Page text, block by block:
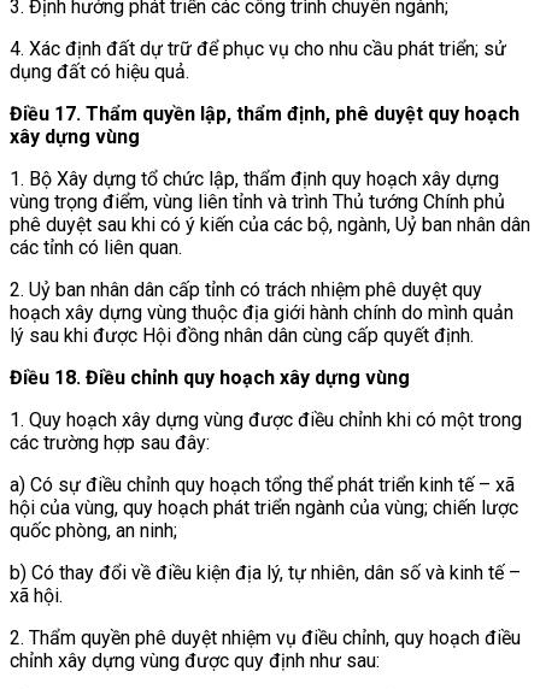
3. Định hướng phát triển các công trình chuyên ngành;
4. Xác định đất dự trữ để phục vụ cho nhu cầu phát triển; sử
dụng đất có hiệu quả.
Điều 17. Thẩm quyền lập, thẩm định, phê duyệt quy hoạch
xây dựng vùng
1. Bộ Xây dựng tổ chức lập, thẩm định quy hoạch xây dựng
vùng trọng điểm, vùng liên tỉnh và trình Thủ tướng Chính phủ
phê duyệt sau khi có ý kiến của các bộ, ngành, Uỷ ban nhân dân
các tỉnh có liên quan.
2. Uỷ ban nhân dân cấp tỉnh có trách nhiệm phê duyệt quy
hoạch xây dựng vùng thuộc địa giới hành chính do mình quản
lý sau khi được Hội đồng nhân dân cùng cấp quyết định.
Điều 18. Điều chỉnh quy hoạch xây dựng vùng
1. Quy hoạch xây dựng vùng được điều chỉnh khi có một trong
các trường hợp sau đây:
a) Có sự điều chỉnh quy hoạch tổng thể phát triển kinh tế – xã
hội của vùng, quy hoạch phát triển ngành của vùng; chiến lược
quốc phòng, an ninh;
b) Có thay đổi về điều kiện địa lý, tự nhiên, dân số và kinh tế –
xã hội.
2. Thẩm quyền phê duyệt nhiệm vụ điều chỉnh, quy hoạch điều
chỉnh xây dựng vùng được quy định như sau: